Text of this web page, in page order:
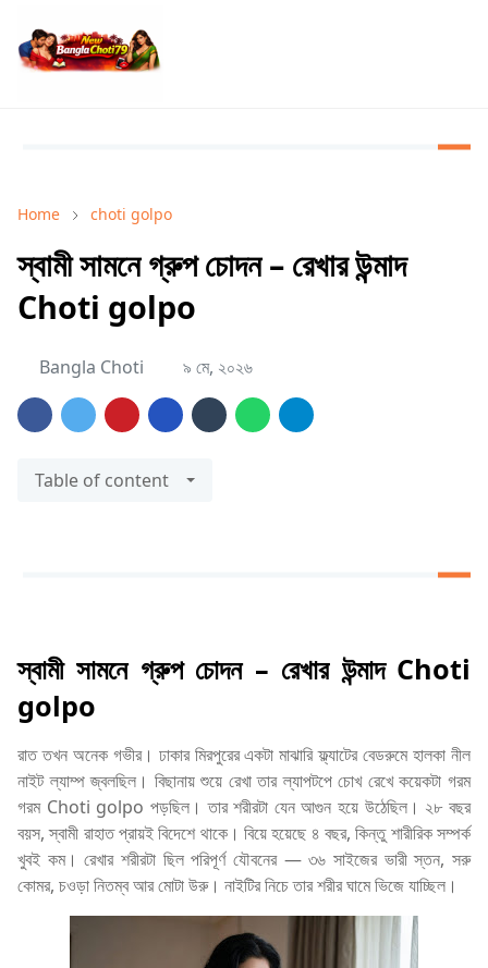
Home choti golpo
স্বামী সামনে গ্রুপ চোদন – রেখার উন্মাদ
Choti golpo
Bangla Choti ৯ মে, ২০২৬
Table of content
স্বামী সামনে গ্রুপ চোদন – রেখার উন্মাদ Choti
golpo
রাত তখন অনেক গভীর। ঢাকার মিরপুরের একটা মাঝারি ফ্ল্যাটের বেডরুমে হালকা নীল
নাইট ল্যাম্প জ্বলছিল। বিছানায় শুয়ে রেখা তার ল্যাপটপে চোখ রেখে কয়েকটা গরম
গরম Choti golpo পড়ছিল। তার শরীরটা যেন আগুন হয়ে উঠেছিল। ২৮ বছর
বয়স, স্বামী রাহাত প্রায়ই বিদেশে থাকে। বিয়ে হয়েছে ৪ বছর, কিন্তু শারীরিক সম্পর্ক
খুবই কম। রেখার শরীরটা ছিল পরিপূর্ণ যৌবনের — ৩৬ সাইজের ভারী স্তন, সরু
কোমর, চওড়া নিতম্ব আর মোটা উরু। নাইটির নিচে তার শরীর ঘামে ভিজে যাচ্ছিল।